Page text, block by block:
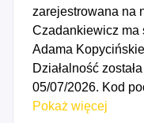
zarejestrowana na
Czadankiewicz ma
Adama
Działalność
05/07/2026. Kod
DOLNOŚLĄSKIE,
Pokaż więcej